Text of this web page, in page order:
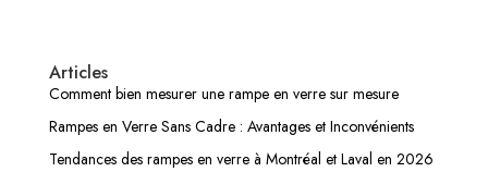
Articles
Comment bien mesurer une rampe en verre sur mesure
Rampes en Verre Sans Cadre : Avantages et Inconvénients
Tendances des rampes en verre à Montréal et Laval en 2026